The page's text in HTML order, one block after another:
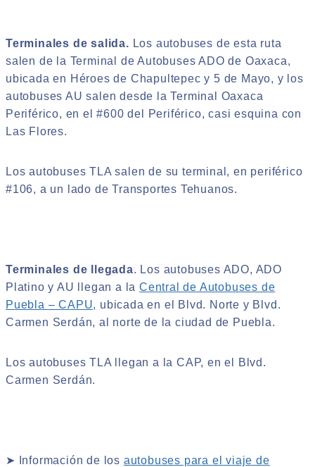
Terminales de salida. Los autobuses de esta ruta
salen de la Terminal de Autobuses ADO de Oaxaca,
ubicada en Héroes de Chapultepec y 5 de Mayo, y los
autobuses AU salen desde la Terminal Oaxaca
Periférico, en el #600 del Periférico, casi esquina con
Las Flores.
Los autobuses TLA salen de su terminal, en periférico
#106, a un lado de Transportes Tehuanos.
Terminales de llegada. Los autobuses ADO, ADO
Platino y AU llegan a laCentral de Autobuses de
Puebla – CAPU, ubicada en el Blvd. Norte y Blvd.
Carmen Serdán, al norte de la ciudad de Puebla.
Los autobuses TLA llegan a la CAP, en el Blvd.
Carmen Serdán.
➤ Información de los autobuses para el viaje de